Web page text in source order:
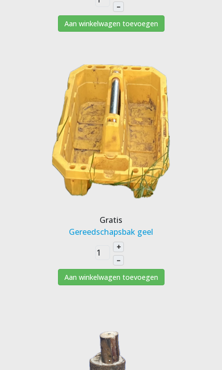
–
Aan winkelwagen toevoegen
Gratis
Gereedschapsbak geel
+
–
Aan winkelwagen toevoegen